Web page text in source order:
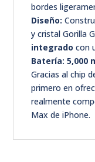
bordes
Diseño:
y cristal Gorilla
integrado con
Batería: 5,000
Gracias al chip
primero en
realmente
Max de iPhone.